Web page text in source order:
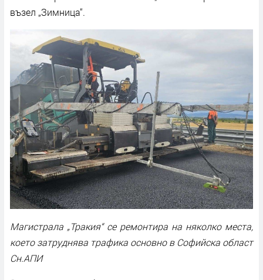
възел „Зимница“.
Магистрала „Тракия“ се ремонтира на няколко места,
което затруднява трафика основно в Софийска област
Сн.АПИ